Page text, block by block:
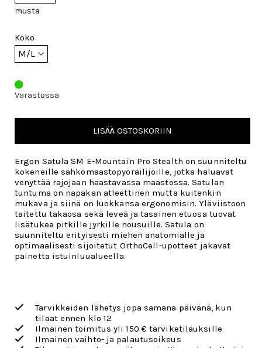
musta
Koko
Varastossa
LISÄÄ OSTOSKORIIN
Ergon Satula SM E-Mountain Pro Stealth on suunniteltu
kokeneille sähkömaastopyöräilijöille, jotka haluavat
venyttää rajojaan haastavassa maastossa. Satulan
tuntuma on napakan atleettinen mutta kuitenkin
mukava ja siinä on luokkansa ergonomisin. Yläviistoon
taitettu takaosa sekä leveä ja tasainen etuosa tuovat
lisätukea pitkille jyrkille nousuille. Satula on
suunniteltu erityisesti miehen anatomialle ja
optimaalisesti sijoitetut OrthoCell-upotteet jakavat
painetta istuinluualueella.
Tarvikkeiden lähetys jopa samana päivänä, kun
tilaat ennen klo 12
Ilmainen toimitus yli 150 € tarviketilauksille
Ilmainen vaihto- ja palautusoikeus